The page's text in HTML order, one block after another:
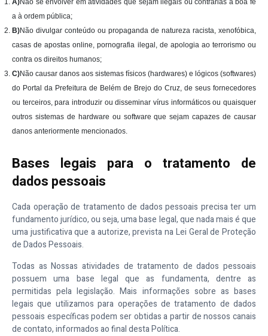
A)Não se envolver em atividades que sejam ilegais ou contrárias à boa fé
a à ordem pública;
B)Não divulgar conteúdo ou propaganda de natureza racista, xenofóbica,
casas de apostas online, pornografia ilegal, de apologia ao terrorismo ou
contra os direitos humanos;
C)Não causar danos aos sistemas físicos (hardwares) e lógicos (softwares)
do Portal da Prefeitura de Belém de Brejo do Cruz, de seus fornecedores
ou terceiros, para introduzir ou disseminar vírus informáticos ou quaisquer
outros sistemas de hardware ou software que sejam capazes de causar
danos anteriormente mencionados.
Bases legais para o tratamento de
dados pessoais
Cada operação de tratamento de dados pessoais precisa ter um
fundamento jurídico, ou seja, uma base legal, que nada mais é que
uma justificativa que a autorize, prevista na Lei Geral de Proteção
de Dados Pessoais.
Todas as Nossas atividades de tratamento de dados pessoais
possuem uma base legal que as fundamenta, dentre as
permitidas pela legislação. Mais informações sobre as bases
legais que utilizamos para operações de tratamento de dados
pessoais específicas podem ser obtidas a partir de nossos canais
de contato, informados ao final desta Política.